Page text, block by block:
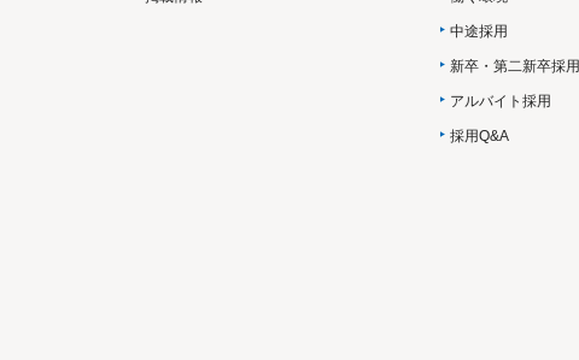
中途採用
新卒・第二新卒採用
アルバイト採用
採用Q&A